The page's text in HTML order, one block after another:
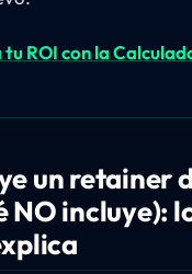
ROI con la
un retainer
NO incluye):